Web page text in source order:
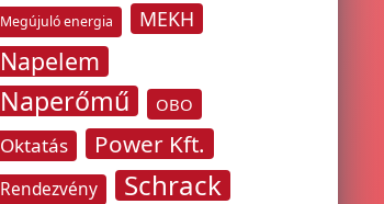
Megújuló energia MEKH
Napelem
Naperőmű OBO
Oktatás Power Kft.
Rendezvény
Schrack